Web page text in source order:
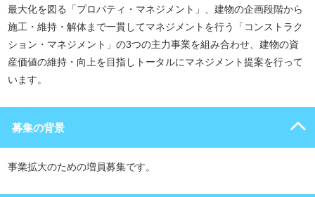
最大化を図る「プロパティ・マネジメント」、建物の企画段階から
施工・維持・解体まで一貫してマネジメントを行う「コンストラク
ション・マネジメント」の3つの主力事業を組み合わせ、建物の資
産価値の維持・向上を目指しトータルにマネジメント提案を行って
います。
募集の背景
事業拡大のための増員募集です。